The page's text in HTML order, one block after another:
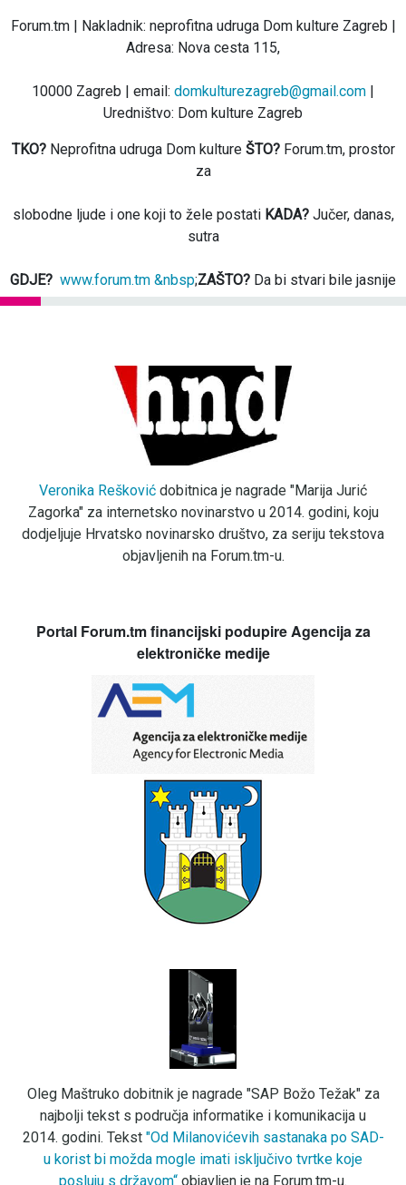
Forum.tm | Nakladnik: neprofitna udruga Dom kulture Zagreb |
Adresa: Nova cesta 115,
10000 Zagreb | email: domkulturezagreb@gmail.com |
Uredništvo: Dom kulture Zagreb
TKO?Neprofitna udruga Dom kulture ŠTO?Forum.tm, prostor
za
slobodne ljude i one koji to žele postati KADA?Jučer, danas,
sutra
GDJE? www.forum.tm &nbsp;ZAŠTO? Da bi stvari bile jasnije
Veronika Rešković dobitnica je nagrade "Marija Jurić
Zagorka" za internetsko novinarstvo u 2014. godini, koju
dodjeljuje Hrvatsko novinarsko društvo, za seriju tekstova
objavljenih na Forum.tm-u.
Portal Forum.tm financijski podupire Agencija za
elektroničke medije
Oleg Maštruko dobitnik je nagrade "SAP Božo Težak" za
najbolji tekst s područja informatike i komunikacija u
2014. godini. Tekst "Od Milanovićevih sastanaka po SAD-
u korist bi možda mogle imati isključivo tvrtke koje
posluju s državom“ objavljen je na Forum.tm-u.